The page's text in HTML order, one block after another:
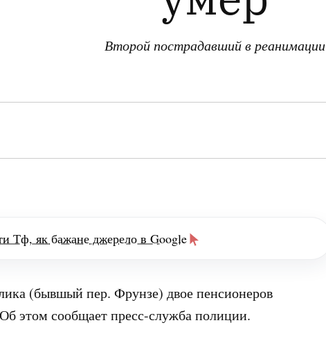
Второй пострадавший в реанимации
Тф, як бажане джерело в Google
(бывшый пер. Фрунзе) двое пенсионеров
этом сообщает пресс-служба полиции.